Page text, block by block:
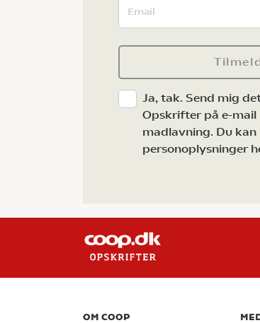
Ja, tak. Send mig
Opskrifter på e-
madlavning. Du
personoplysninger
OM COOP